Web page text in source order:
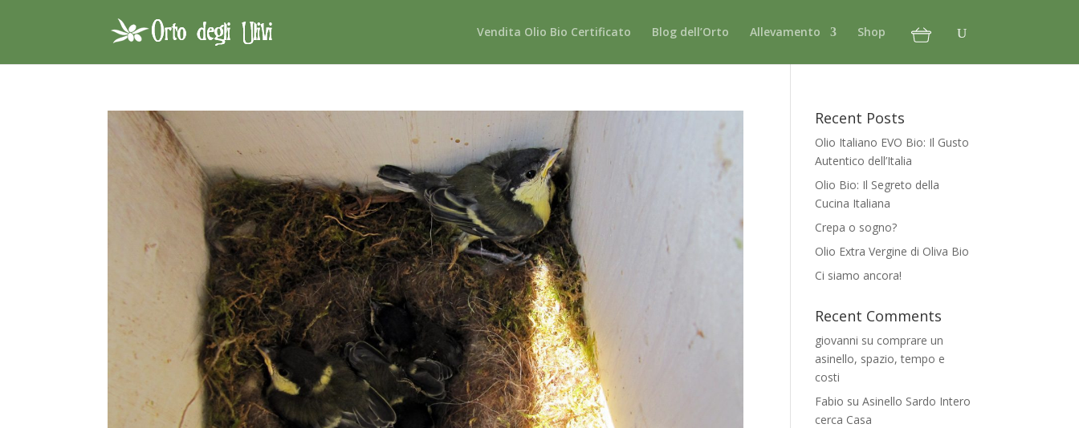
Vendita Olio Bio Certificato Blog dell’Orto Allevamento Shop
Recent Posts
Olio Italiano EVO Bio: Il Gusto
Autentico dell’Italia
Olio Bio: Il Segreto della
Cucina Italiana
Crepa o sogno?
Olio Extra Vergine di Oliva Bio
Ci siamo ancora!
Recent Comments
giovanni su comprare un
asinello, spazio, tempo e
costi
Fabio suAsinello Sardo Intero
cerca Casa